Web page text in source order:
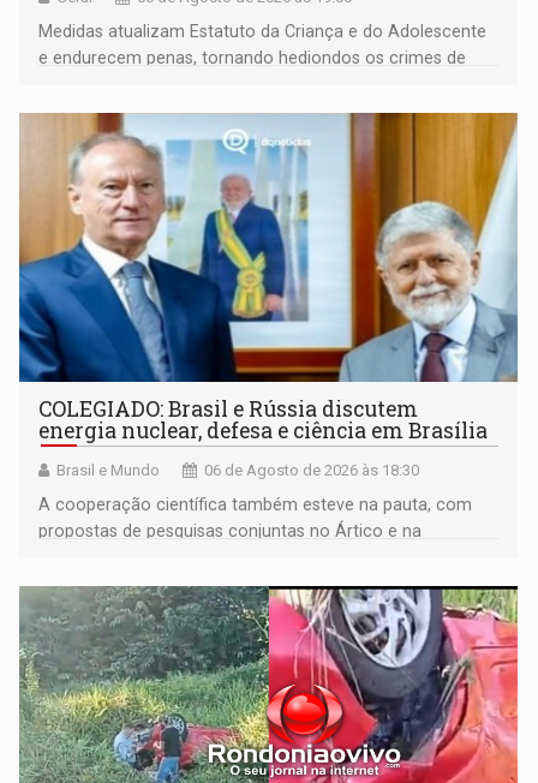
Medidas atualizam Estatuto da Criança e do Adolescente
e endurecem penas, tornando hediondos os crimes de
COLEGIADO: Brasil e Rússia discutem
energia nuclear, defesa e ciência em Brasília
Brasil e Mundo 06 de Agosto de 2026 às 18:30
A cooperação científica também esteve na pauta, com
propostas de pesquisas conjuntas no Ártico e na